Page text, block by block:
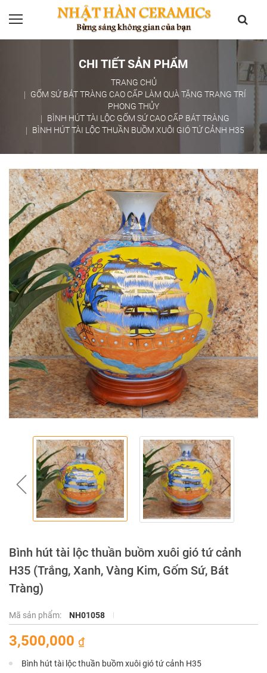
CHI TIẾT SẢN PHẨM
TRANG CHỦ
GỐM SỨ BÁT TRÀNG CAO CẤP LÀM QUÀ TẶNG TRANG TRÍ
PHONG THỦY
BÌNH HÚT TÀI LỘC GỐM SỨ CAO CẤP BÁT TRÀNG
BÌNH HÚT TÀI LỘC THUẦN BUỒM XUÔI GIÓ TỨ CẢNH H35
prev next
Bình hút tài lộc thuần buồm xuôi gió tứ cảnh
H35 (Trắng, Xanh, Vàng Kim, Gốm Sứ, Bát
Tràng)
Mã sản phẩm: NH01058
3,500,000 ₫
Bình hút tài lộc thuần buồm xuôi gió tứ cảnh H35